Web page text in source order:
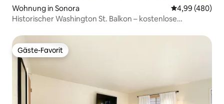
Wohnung in Sonora
4,99 (480)
Historischer Washington St. Balkon – kostenlose
Gäste-Favorit
Gäste-Favorit